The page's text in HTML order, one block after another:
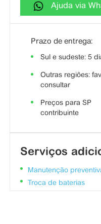
Ajuda via
Prazo de entrega:
Sul e sudeste: 5
Outras regiões:
consultar
Preços para SP
contribuinte
Serviços
Manutenção
Troca de baterias